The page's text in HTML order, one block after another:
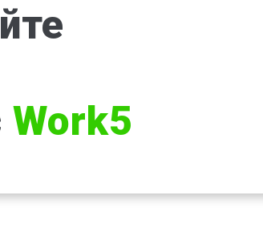
Work5
высшее образование. Выбрала
студенческих работ. Могу
когда малыш спит»